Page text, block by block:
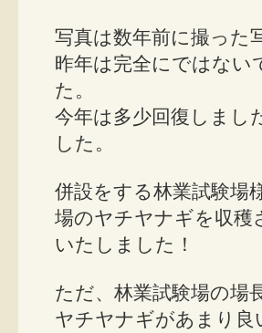
写真は数年前に撮った
昨年は完全にではな
た。
今年は多少回復しまし
した。
併設をする林業試験場
場のヤチヤナギを収穫
いたしました！
ただ、林業試験場の場
ヤチヤナギがあまり